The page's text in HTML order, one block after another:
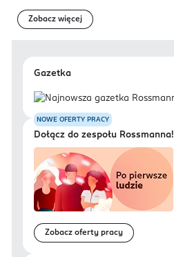
Zobacz więcej
Gazetka
NOWE OFERTY PRACY
Dołącz do zespołu Rossmanna!
Zobacz oferty pracy